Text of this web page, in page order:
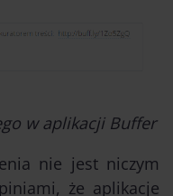
w aplikacji Buffer
nie jest niczym
że aplikacje